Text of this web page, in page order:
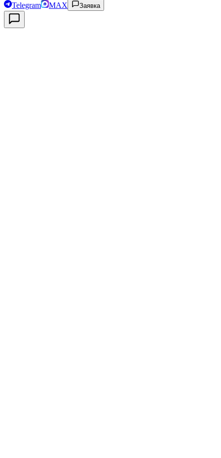
Telegram
MAX Заявка